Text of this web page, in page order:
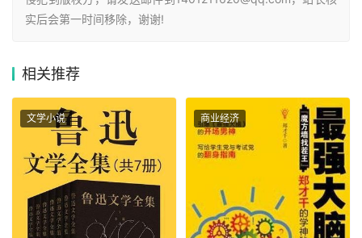
实后会第一时间移除，谢谢!
相关推荐
文学小说 商业经济